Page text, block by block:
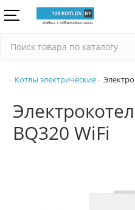
Котлы электрические
BQ320 WiFi